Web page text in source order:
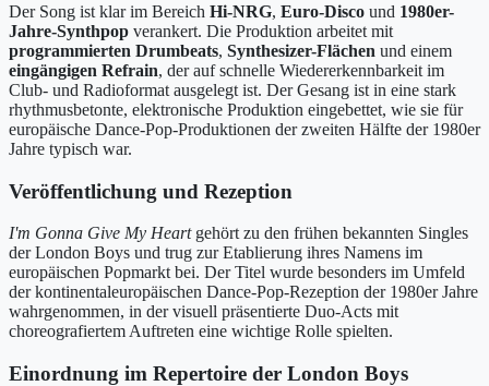
Der Song ist klar im Bereich Hi-NRG, Euro-Disco und 1980er-
Jahre-Synthpop verankert. Die Produktion arbeitet mit
programmierten Drumbeats, Synthesizer-Flächen und einem
eingängigen Refrain, der auf schnelle Wiedererkennbarkeit im
Club- und Radioformat ausgelegt ist. Der Gesang ist in eine stark
rhythmusbetonte, elektronische Produktion eingebettet, wie sie für
europäische Dance-Pop-Produktionen der zweiten Hälfte der 1980er
Jahre typisch war.
Veröffentlichung und Rezeption
I'm Gonna Give My Heartgehört zu den frühen bekannten Singles
der London Boys und trug zur Etablierung ihres Namens im
europäischen Popmarkt bei. Der Titel wurde besonders im Umfeld
der kontinentaleuropäischen Dance-Pop-Rezeption der 1980er Jahre
wahrgenommen, in der visuell präsentierte Duo-Acts mit
choreografiertem Auftreten eine wichtige Rolle spielten.
Einordnung im Repertoire der London Boys